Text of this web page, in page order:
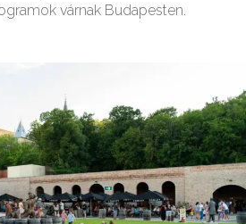
várnak Budapesten.